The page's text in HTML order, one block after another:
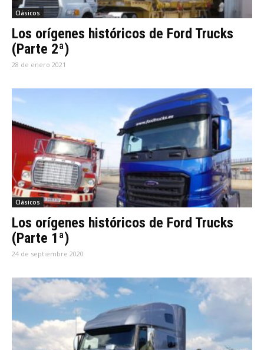
Clásicos
Los orígenes históricos de Ford Trucks
(Parte 2ª)
28 de enero 2021
Clásicos
Los orígenes históricos de Ford Trucks
(Parte 1ª)
24 de septiembre 2020